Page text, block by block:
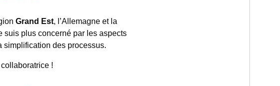
Grand Est, l’Allemagne et la
suis plus concerné par les aspects
simplification des processus.
!